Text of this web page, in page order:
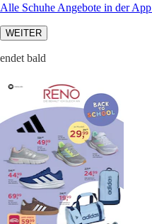
Alle Schuhe Angebote in der
WEITER
endet bald